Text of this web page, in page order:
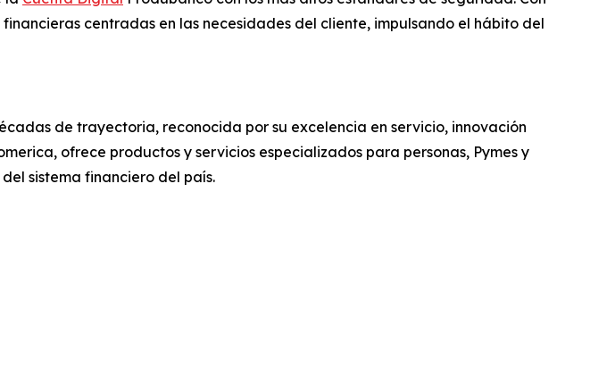
centradas en las necesidades del cliente, impulsando el hábito del
de trayectoria, reconocida por su excelencia en servicio, innovación
ofrece productos y servicios especializados para personas, Pymes y
sistema financiero del país.